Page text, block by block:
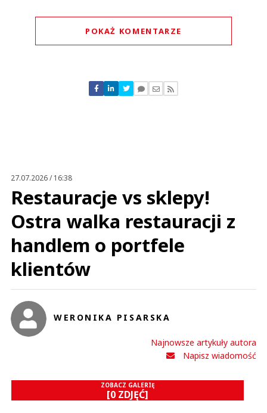
POKAŻ KOMENTARZE
Nie znaleziono komentarzy
Zostaw swoje komentarze
27.07.2026 / 16:38
Restauracje vs sklepy!
Ostra walka restauracji z
handlem o portfele
klientów
WERONIKA PISARSKA
Najnowsze artykuły autora
Napisz wiadomość
ZOBACZ GALERIĘ
[0 ZDJĘĆ]